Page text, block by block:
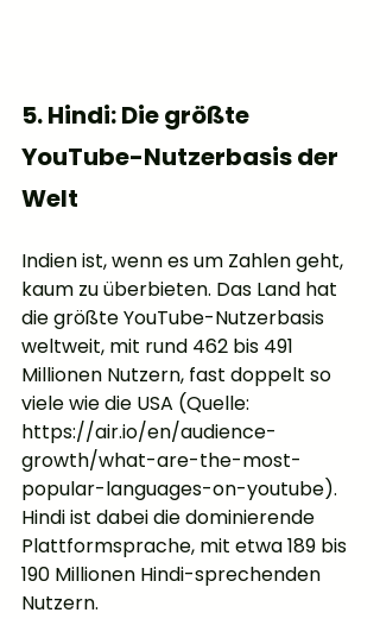
5. Hindi: Die größte
YouTube-Nutzerbasis der
Welt
Indien ist, wenn es um Zahlen geht,
kaum zu überbieten. Das Land hat
die größte YouTube-Nutzerbasis
weltweit, mit rund 462 bis 491
Millionen Nutzern, fast doppelt so
viele wie die USA (Quelle:
https://air.io/en/audience-
growth/what-are-the-most-
popular-languages-on-youtube).
Hindi ist dabei die dominierende
Plattformsprache, mit etwa 189 bis
190 Millionen Hindi-sprechenden
Nutzern.